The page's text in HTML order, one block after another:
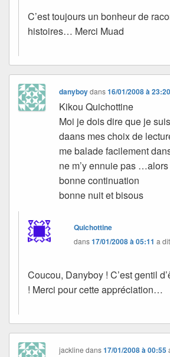
C’est toujours un bonheur de
histoires… Merci Muad
danyboydans16/01/2008 à 23:20
Kikou Quichottine
Moi je dois dire que je
daans mes choix de
me balade facilement
ne m’y ennuie pas
bonne continuation
bonne nuit et bisous
Quichottine
dans17/01/2008 à 05:11 a
Coucou, Danyboy ! C’est gentil
! Merci pour cette appréciation…
jackline dans17/01/2008 à 00:55